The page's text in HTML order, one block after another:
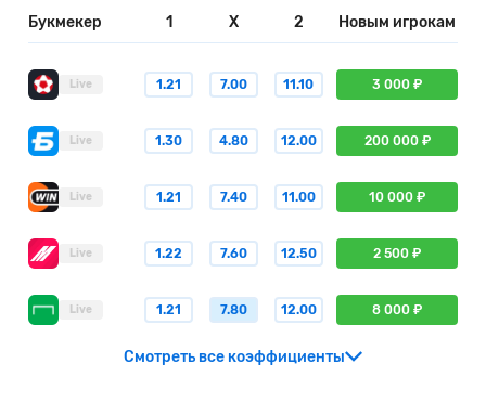
Букмекер 1 X 2 Новым игрокам
Live 1.21 7.00 11.10 3 000 ₽
Live 1.30 4.80 12.00 200 000 ₽
Live 1.21 7.40 11.00 10 000 ₽
Live 1.22 7.60 12.50 2 500 ₽
Live 1.21 7.80 12.00 8 000 ₽
Смотреть все коэффициенты